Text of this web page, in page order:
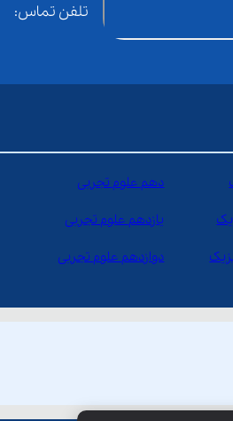
تلفن تماس:
دهم علوم تجربی
یازدهم علوم تجربی
دوازدهم علوم تجربی